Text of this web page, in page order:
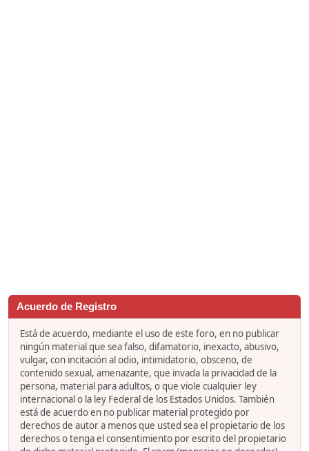
Acuerdo de Registro
Está de acuerdo, mediante el uso de este foro, en no publicar
ningún material que sea falso, difamatorio, inexacto, abusivo,
vulgar, con incitación al odio, intimidatorio, obsceno, de
contenido sexual, amenazante, que invada la privacidad de la
persona, material para adultos, o que viole cualquier ley
internacional o la ley Federal de los Estados Unidos. También
está de acuerdo en no publicar material protegido por
derechos de autor a menos que usted sea el propietario de los
derechos o tenga el consentimiento por escrito del propietario